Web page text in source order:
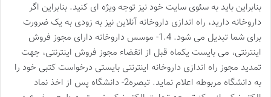
بنابراین باید به سئوی سایت خود نیز توجه ویژه ای کنید. بنابراین اگر
داروخانه دارید، راه اندازی داروخانه آنلاین نیز به زودی به یک ضرورت
برای شما تبدیل می شود. 1.4- موسس داروخانه دارای مجوز فروش
اینترنتی، می بایست یکماه قبل از انقضاء مجوز فروش اینترنتی، جهت
تمدید مجوز راه اندازی داروخانه اینترنتی بایستی درخواست کتبی خود را
به دانشگاه مربوطه اعلام نماید. تبصره2- دانشگاه پس از اخذ نماد